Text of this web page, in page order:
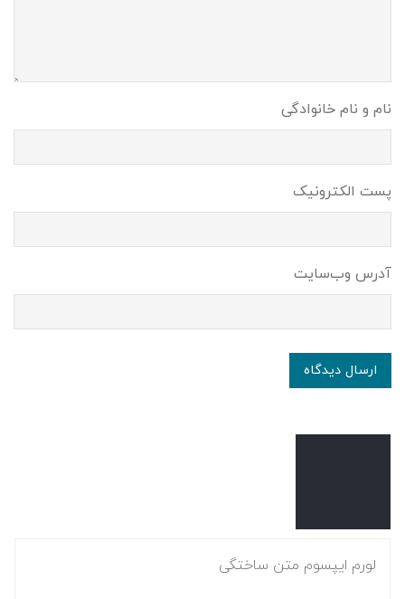
نام و نام خانوادگی
پست الکترونیک
آدرس وب‌سایت
ارسال دیدگاه
لورم ایپسوم متن ساختگی